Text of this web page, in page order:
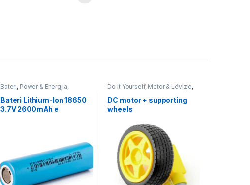
Bateri, Power & Energjia,
Bateri Lithium-Ion 18650
3.7V 2600mAh e
Do It Yourself, Motor & Lëvizje,
Robotika
DC motor + supporting
wheels